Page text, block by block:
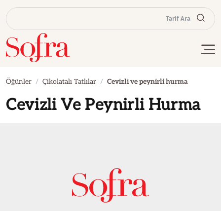
Tarif Ara
Öğünler Çikolatalı Tatlılar Cevizli ve peynirli hurma
Cevizli Ve Peynirli Hurma